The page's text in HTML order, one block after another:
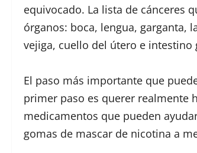
equivocado. La lista de cánceres
órganos: boca, lengua, garganta,
vejiga, cuello del útero e intestino
El paso más importante que
primer paso es querer realmente
medicamentos que pueden
gomas de mascar de nicotina a